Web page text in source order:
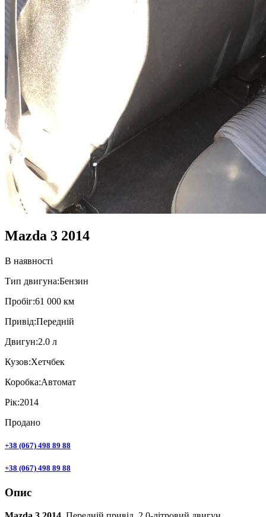
Mazda 3 2014
В наявності
Тип двигуна:Бензин
Пробiг:61 000 км
Привiд:Передній
Двигун:2.0 л
Кузов:Хетчбек
Коробка:Автомат
Рік:2014
Продано
+38 (067) 498 89 88
+38 (067) 498 89 88
Опис